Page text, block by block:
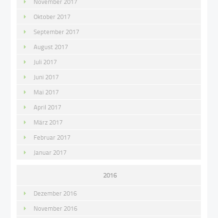
Oktober 2017
September 2017
August 2017
Juli 2017
Juni 2017
Mai 2017
April 2017
März 2017
Februar 2017
Januar 2017
2016
Dezember 2016
November 2016